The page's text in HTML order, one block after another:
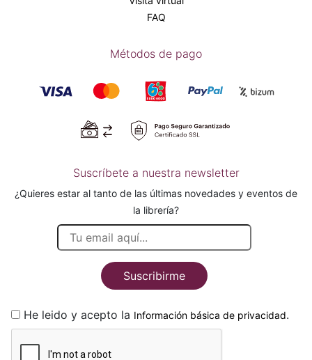
FAQ
Métodos de pago
Suscríbete a nuestra newsletter
¿Quieres estar al tanto de las últimas novedades y eventos de
la librería?
Suscribirme
He leido y acepto la Información básica de privacidad.